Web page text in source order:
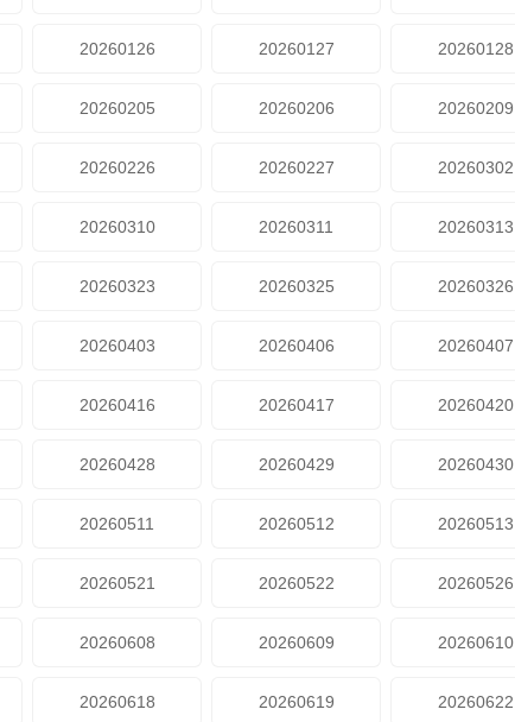
20260126 20260127 20260128
20260205 20260206 20260209
20260226 20260227 20260302
20260310 20260311 20260313
20260323 20260325 20260326
20260403 20260406 20260407
20260416 20260417 20260420
20260428 20260429 20260430
20260511 20260512 20260513
20260521 20260522 20260526
20260608 20260609 20260610
20260618 20260619 20260622